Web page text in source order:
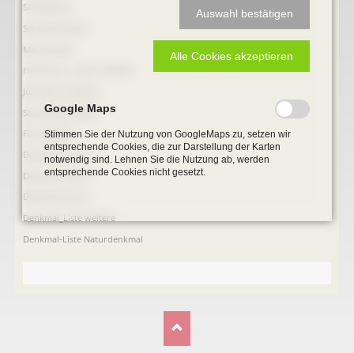
Ständehaus
Schmiede Galen
Mariensäule
Hochkreuz - Alter Friedhof
Jüdischer Friedhof
Steinkisten Gräber
Fürstengrab
Denkmal-Liste A
Denkmal-Liste B
Denkmal-Liste C
Denkmal_Liste weitere
Denkmal-Liste Naturdenkmal
Auswahl bestätigen
Alle Cookies akzeptieren
Google Maps
Stimmen Sie der Nutzung von GoogleMaps zu, setzen wir
entsprechende Cookies, die zur Darstellung der Karten
notwendig sind. Lehnen Sie die Nutzung ab, werden
entsprechende Cookies nicht gesetzt.